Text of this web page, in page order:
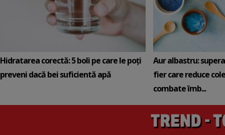
Hidratarea corectă: 5 boli pe care le poți
preveni dacă bei suficientă apă
Aur albastru:
fier care reduce
combate îmb...